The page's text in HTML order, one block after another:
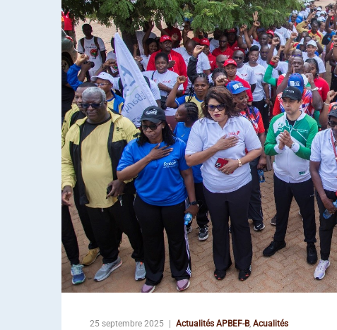
25 septembre 2025 Actualités APBEF-B, Acualités